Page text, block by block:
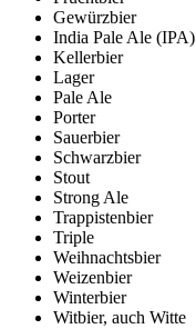
Gewürzbier
India Pale Ale (IPA)
Kellerbier
Lager
Pale Ale
Porter
Sauerbier
Schwarzbier
Stout
Strong Ale
Trappistenbier
Triple
Weihnachtsbier
Weizenbier
Winterbier
Witbier, auch Witte